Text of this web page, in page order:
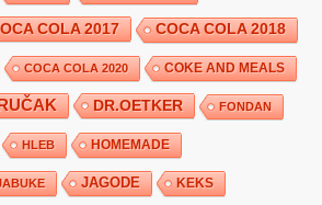
COLA 2017 COCA COLA 2018
COCA COLA 2020 COKE AND MEALS
DR.OETKER FONDAN
HLEB HOMEMADE
JAGODE KEKS